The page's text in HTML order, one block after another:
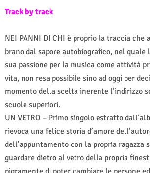
Track by track
NEI PANNI DI CHI è proprio la traccia che
brano dal sapore autobiografico, nel quale
sua passione per la musica come attività
vita, non resa possibile sino ad oggi per
momento della scelta inerente l’indirizzo
scuole superiori.
UN VETRO – Primo singolo estratto
rievoca una felice storia d’amore
dell’appuntamento con la propria ragazza
guardare dietro al vetro della propria